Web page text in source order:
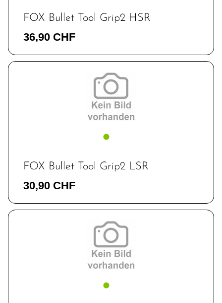
FOX Bullet Tool Grip2 HSR
36,90 CHF
FOX Bullet Tool Grip2 LSR
30,90 CHF